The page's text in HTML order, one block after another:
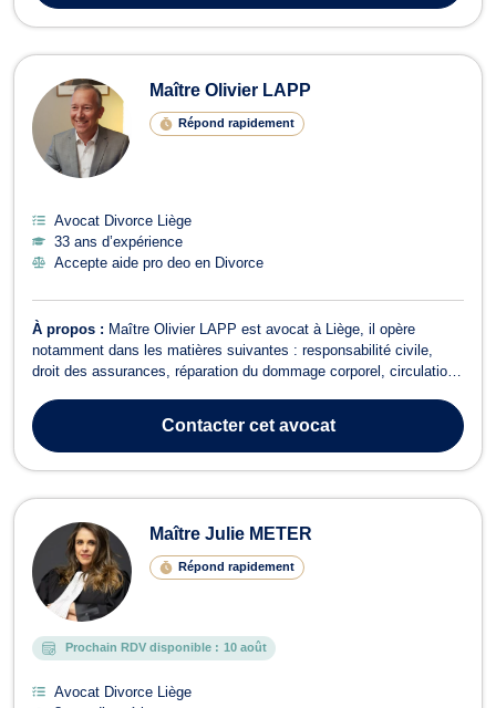
Maître Olivier LAPP
Répond rapidement
Avocat Divorce Liège
33 ans d’expérience
Accepte aide pro deo en Divorce
À propos : Maître Olivier LAPP est avocat à Liège, il opère
notamment dans les matières suivantes : responsabilité civile,
droit des assurances, réparation du dommage corporel, circulation
responsabilité civile et du dommage corporel, Maître LAPP vous
accompagne en cas d'ac...Contactercet avocat
Maître Julie METER
Répond rapidement
Prochain RDV disponible : 10 août
Avocat Divorce Liège